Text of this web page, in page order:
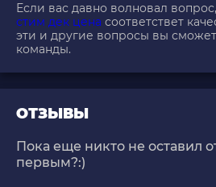
Если вас давно волновал
стим дек цена соответствет
эти и другие вопросы вы
команды.
ОТЗЫВЫ
Пока еще никто не оставил
первым?:)